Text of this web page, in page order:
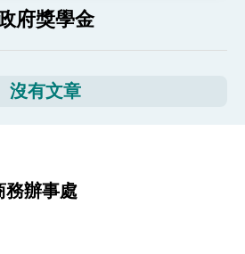
慧醫療與健康產業展」預告短片，向
灣守護全球健康的創新能量
瓦帝尼返國談話 強調臺灣人有權利
院院長新春茶敘 盼化分歧為團結、為
議完成簽署達成6大目標、創5大歷史
強調將以3大面向加速臺灣經濟轉型
院全力支持並盡速通過
府獎學金
沒有文章
務辦事處